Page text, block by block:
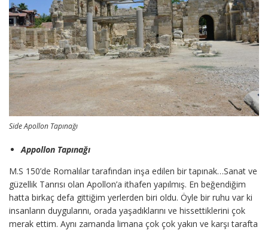
Side Apollon Tapınağı
Appollon Tapınağı
M.S 150’de Romalılar tarafından inşa edilen bir tapınak…Sanat ve
güzellik Tanrısı olan Apollon’a ithafen yapılmış. En beğendiğim
hatta birkaç defa gittiğim yerlerden biri oldu. Öyle bir ruhu var ki
insanların duygularını, orada yaşadıklarını ve hissettiklerini çok
merak ettim. Aynı zamanda limana çok çok yakın ve karşı tarafta